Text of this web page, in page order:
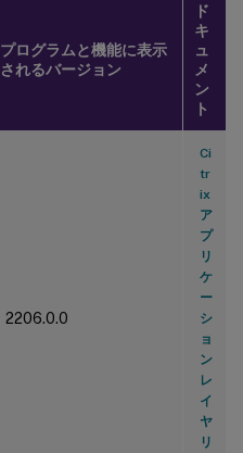
プログラムと機能に表示
されるバージョン
ド
キ
ュ
メ
ン
ト
2206.0.0
Ci
tr
ix
ア
プ
リ
ケ
ー
シ
ョ
ン
レ
イ
ヤ
リ